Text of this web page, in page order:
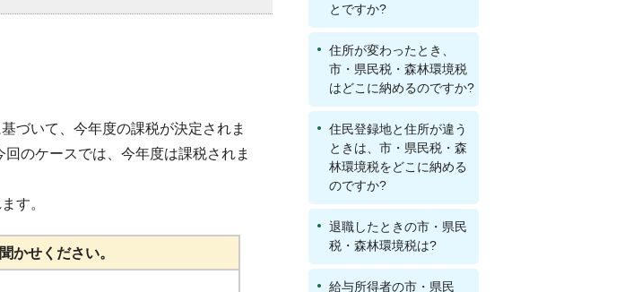
づいて、今年度の課税が決定されま
のケースでは、今年度は課税されま
す。
かせください。
とですか?
住所が変わったとき、
市・県民税・森林環境税
はどこに納めるのですか?
住民登録地と住所が違う
ときは、市・県民税・森
林環境税をどこに納める
のですか?
退職したときの市・県民
税・森林環境税は?
給与所得者の市・県民